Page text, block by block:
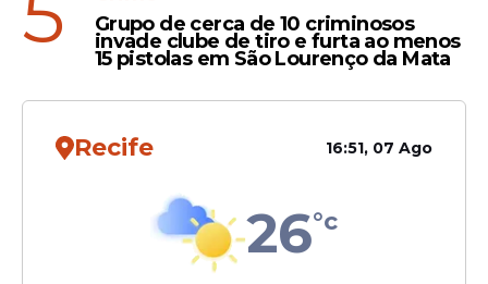
Parceria
Jaboatão é primeira cidade
do Nordeste a fazer a PPP
da Modernização da
Veja Também
Grupo de cerca de 10 criminosos
invade clube de tiro e furta ao menos
15 pistolas em São Lourenço da Mata
Recife 16:51, 07 Ago
26°c